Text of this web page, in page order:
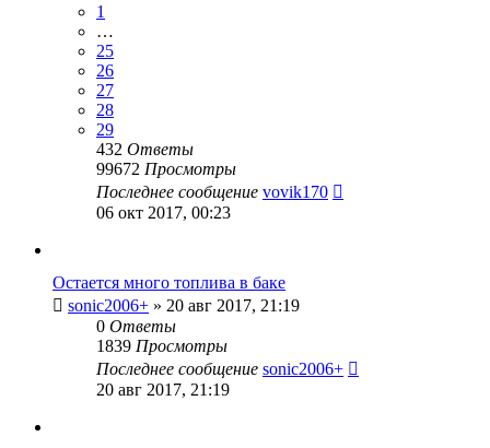
1
…
25
26
27
28
29
432 Ответы
99672 Просмотры
Последнее сообщение vovik170
06 окт 2017, 00:23
Остается много топлива в баке
sonic2006+ » 20 авг 2017, 21:19
0 Ответы
1839 Просмотры
Последнее сообщение sonic2006+
20 авг 2017, 21:19